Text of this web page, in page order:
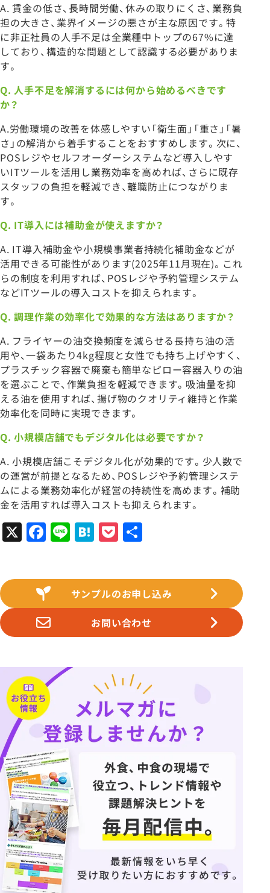
A. 賃金の低さ、長時間労働、休みの取りにくさ、業務負
担の大きさ、業界イメージの悪さが主な原因です。特
に非正社員の人手不足は全業種中トップの67%に達
しており、構造的な問題として認識する必要がありま
す。
Q.人手不足を解消するには何から始めるべきです
か？
A.労働環境の改善を体感しやすい「衛生面」「重さ」「暑
さ」の解消から着手することをおすすめします。次に、
POSレジやセルフオーダーシステムなど導入しやす
いITツールを活用し業務効率を高めれば、さらに既存
スタッフの負担を軽減でき、離職防止につながりま
す。
Q. IT導入には補助金が使えますか？
A. IT導入補助金や小規模事業者持続化補助金などが
活用できる可能性があります(2025年11月現在)。これ
らの制度を利用すれば、POSレジや予約管理システム
などITツールの導入コストを抑えられます。
Q.調理作業の効率化で効果的な方法はありますか？
A. フライヤーの油交換頻度を減らせる長持ち油の活
用や、一袋あたり4kg程度と女性でも持ち上げやすく、
プラスチック容器で廃棄も簡単なピロー容器入りの油
を選ぶことで、作業負担を軽減できます。吸油量を抑
える油を使用すれば、揚げ物のクオリティ維持と作業
効率化を同時に実現できます。
Q.小規模店舗でもデジタル化は必要ですか？
A. 小規模店舗こそデジタル化が効果的です。少人数で
の運営が前提となるため、POSレジや予約管理システ
ムによる業務効率化が経営の持続性を高めます。補助
金を活用すれば導入コストも抑えられます。
X Facebook
LineHatena
Pocket
サンプルのお申し込み
お問い合わせ